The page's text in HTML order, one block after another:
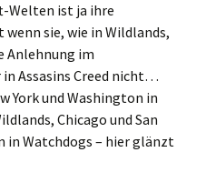
Welten ist ja ihre
sie, wie in Wildlands,
Anlehnung im
Assasins Creed nicht…
York und Washington in
Chicago und San
in Watchdogs – hier glänzt